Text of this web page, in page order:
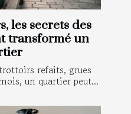
les secrets des
transformé un
refaits, grues
un quartier peut...